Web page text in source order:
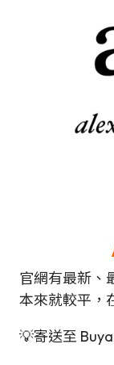
官網有最新、
本來就較平，
💡寄送至